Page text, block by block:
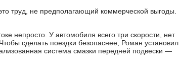
труд, не предполагающий коммерческой выгоды.
непросто. У автомобиля всего три скорости, нет
сделать поездки безопаснее, Роман установил
система смазки передней подвески —